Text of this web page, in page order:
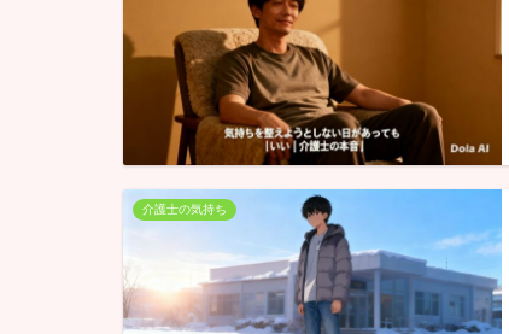
介護士の気持ち